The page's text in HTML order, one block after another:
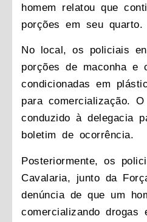
homem relatou que
porções em seu quarto.
No local, os policiais
porções de maconha e
condicionadas em
para comercialização.
conduzido à delegacia
boletim de ocorrência.
Posteriormente, os
Cavalaria, junto da
denúncia de que um
comercializando drogas